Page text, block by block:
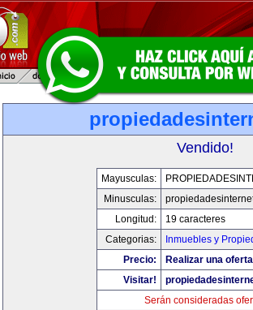
Vendido!
Mayusculas:
Minusculas:
Longitud:
19 caracteres
Categorias:
Inmuebles y
Precio:
Realizar una
Visitar!
Serán consideradas